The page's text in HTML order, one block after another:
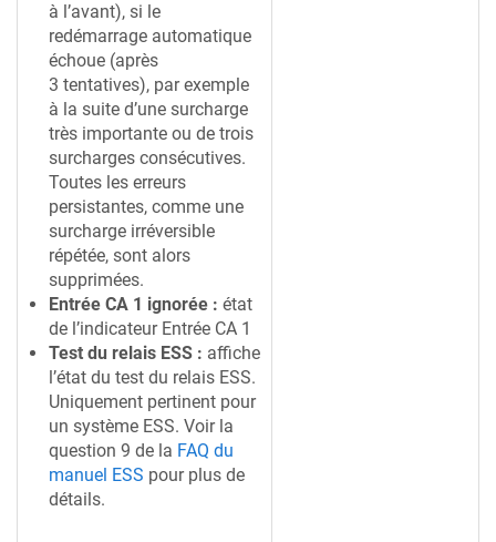
à l’avant), si le
redémarrage automatique
échoue (après
3 tentatives), par exemple
à la suite d’une surcharge
très importante ou de trois
surcharges consécutives.
Toutes les erreurs
persistantes, comme une
surcharge irréversible
répétée, sont alors
supprimées.
Entrée CA 1 ignorée : état
de l’indicateur Entrée CA 1
Test du relais ESS : affiche
l’état du test du relais ESS.
Uniquement pertinent pour
un système ESS. Voir la
question 9 de la FAQ du
manuel ESS pour plus de
détails.